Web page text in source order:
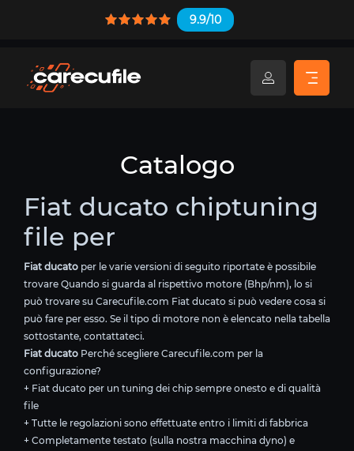
9.9/10
Catalogo
Fiat ducato chiptuning
file per
Fiat ducato per le varie versioni di seguito riportate è possibile
trovare Quando si guarda al rispettivo motore (Bhp/nm), lo si
può trovare su Carecufile.com Fiat ducato si può vedere cosa si
può fare per esso. Se il tipo di motore non è elencato nella tabella
sottostante, contattateci.
Fiat ducato Perché scegliere Carecufile.com per la
configurazione?
+ Fiat ducato per un tuning dei chip sempre onesto e di qualità
file
+ Tutte le regolazioni sono effettuate entro i limiti di fabbrica
+ Completamente testato (sulla nostra macchina dyno) e